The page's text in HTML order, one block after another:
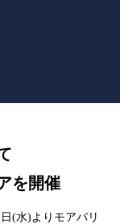
を開催
(水)よりモアバリ